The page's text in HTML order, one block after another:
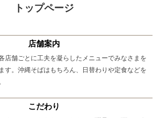
トップページ
店舗案内
店舗ごとに工夫を凝らしたメニューでみなさまを
す。沖縄そばはもちろん、日替わりや定食などを
こだわり